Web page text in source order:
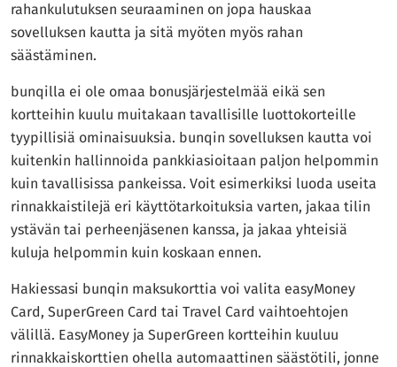
rahankulutuksen seuraaminen on jopa hauskaa
sovelluksen kautta ja sitä myöten myös rahan
säästäminen.
bunqilla ei ole omaa bonusjärjestelmää eikä sen
kortteihin kuulu muitakaan tavallisille luottokorteille
tyypillisiä ominaisuuksia. bunqin sovelluksen kautta voi
kuitenkin hallinnoida pankkiasioitaan paljon helpommin
kuin tavallisissa pankeissa. Voit esimerkiksi luoda useita
rinnakkaistilejä eri käyttötarkoituksia varten, jakaa tilin
ystävän tai perheenjäsenen kanssa, ja jakaa yhteisiä
kuluja helpommin kuin koskaan ennen.
Hakiessasi bunqin maksukorttia voi valita easyMoney
Card, SuperGreen Card tai Travel Card vaihtoehtojen
välillä. EasyMoney ja SuperGreen kortteihin kuuluu
rinnakkaiskorttien ohella automaattinen säästötili, jonne